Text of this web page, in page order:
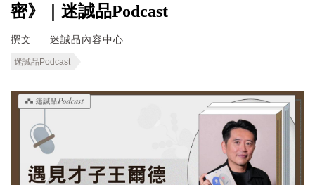
密》｜迷誠品Podcast
撰文 迷誠品內容中心
迷誠品Podcast